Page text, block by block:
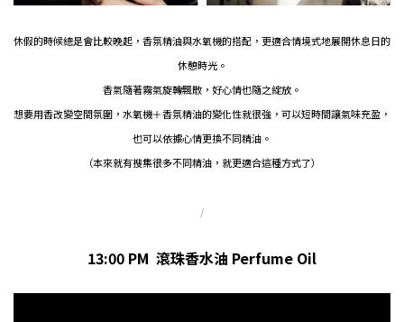
休假的時候總是會比較晚起，香氛精油與水氧機的搭配，更適合情境式地展開休息日的
休憩時光。
香氣隨著霧氣旋轉飄散，好心情也隨之綻放。
想要用香改變空間氛圍，水氧機＋香氛精油的變化性就很強，可以短時間讓氣味充盈，
也可以依據心情更換不同精油。
（本來就有搜集很多不同精油，就更適合這種方式了）
/
13:00 PM 滾珠香水油 Perfume Oil